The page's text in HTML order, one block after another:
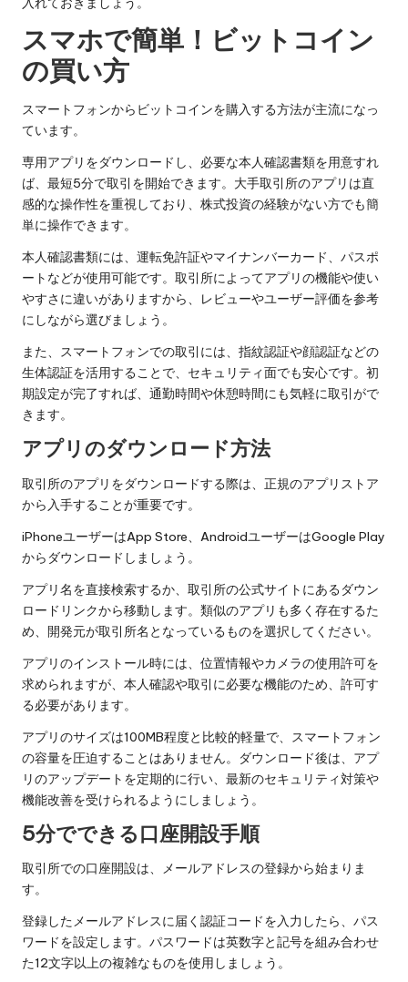
スマホで簡単！ビットコイン
の買い方
スマートフォンからビットコインを購入する方法が主流になっ
ています。
専用アプリをダウンロードし、必要な本人確認書類を用意すれ
ば、最短5分で取引を開始できます。大手取引所のアプリは直
感的な操作性を重視しており、株式投資の経験がない方でも簡
単に操作できます。
本人確認書類には、運転免許証やマイナンバーカード、パスポ
ートなどが使用可能です。取引所によってアプリの機能や使い
やすさに違いがありますから、レビューやユーザー評価を参考
にしながら選びましょう。
また、スマートフォンでの取引には、指紋認証や顔認証などの
生体認証を活用することで、セキュリティ面でも安心です。初
期設定が完了すれば、通勤時間や休憩時間にも気軽に取引がで
きます。
アプリのダウンロード方法
取引所のアプリをダウンロードする際は、正規のアプリストア
から入手することが重要です。
iPhoneユーザーはApp Store、AndroidユーザーはGoogle Play
からダウンロードしましょう。
アプリ名を直接検索するか、取引所の公式サイトにあるダウン
ロードリンクから移動します。類似のアプリも多く存在するた
め、開発元が取引所名となっているものを選択してください。
アプリのインストール時には、位置情報やカメラの使用許可を
求められますが、本人確認や取引に必要な機能のため、許可す
る必要があります。
アプリのサイズは100MB程度と比較的軽量で、スマートフォン
の容量を圧迫することはありません。ダウンロード後は、アプ
リのアップデートを定期的に行い、最新のセキュリティ対策や
機能改善を受けられるようにしましょう。
5分でできる口座開設手順
取引所での口座開設は、メールアドレスの登録から始まりま
す。
登録したメールアドレスに届く認証コードを入力したら、パス
ワードを設定します。パスワードは英数字と記号を組み合わせ
た12文字以上の複雑なものを使用しましょう。